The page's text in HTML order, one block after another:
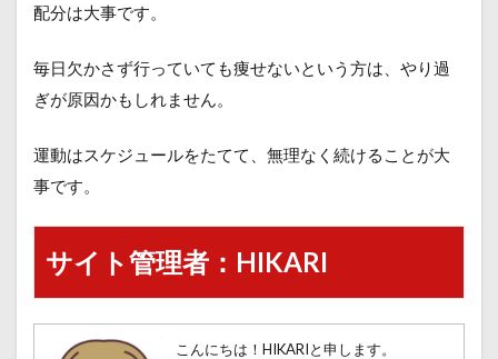
配分は大事です。
毎日欠かさず行っていても痩せないという方は、やり過
ぎが原因かもしれません。
運動はスケジュールをたてて、無理なく続けることが大
事です。
サイト管理者：HIKARI
こんにちは！HIKARIと申します。